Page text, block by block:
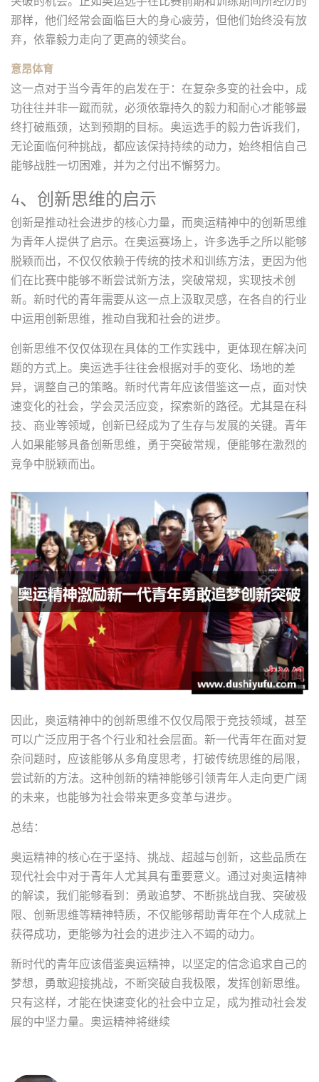
那样，他们经常会面临巨大的身心疲劳，但他们始终没有放
弃，依靠毅力走向了更高的领奖台。
意昂体育
这一点对于当今青年的启发在于：在复杂多变的社会中，成
功往往并非一蹴而就，必须依靠持久的毅力和耐心才能够最
终打破瓶颈，达到预期的目标。奥运选手的毅力告诉我们，
无论面临何种挑战，都应该保持持续的动力，始终相信自己
能够战胜一切困难，并为之付出不懈努力。
4、创新思维的启示
创新是推动社会进步的核心力量，而奥运精神中的创新思维
为青年人提供了启示。在奥运赛场上，许多选手之所以能够
脱颖而出，不仅仅依赖于传统的技术和训练方法，更因为他
们在比赛中能够不断尝试新方法，突破常规，实现技术创
新。新时代的青年需要从这一点上汲取灵感，在各自的行业
中运用创新思维，推动自我和社会的进步。
创新思维不仅仅体现在具体的工作实践中，更体现在解决问
题的方式上。奥运选手往往会根据对手的变化、场地的差
异，调整自己的策略。新时代青年应该借鉴这一点，面对快
速变化的社会，学会灵活应变，探索新的路径。尤其是在科
技、商业等领域，创新已经成为了生存与发展的关键。青年
人如果能够具备创新思维，勇于突破常规，便能够在激烈的
竞争中脱颖而出。
因此，奥运精神中的创新思维不仅仅局限于竞技领域，甚至
可以广泛应用于各个行业和社会层面。新一代青年在面对复
杂问题时，应该能够从多角度思考，打破传统思维的局限，
尝试新的方法。这种创新的精神能够引领青年人走向更广阔
的未来，也能够为社会带来更多变革与进步。
总结：
奥运精神的核心在于坚持、挑战、超越与创新，这些品质在
现代社会中对于青年人尤其具有重要意义。通过对奥运精神
的解读，我们能够看到：勇敢追梦、不断挑战自我、突破极
限、创新思维等精神特质，不仅能够帮助青年在个人成就上
获得成功，更能够为社会的进步注入不竭的动力。
新时代的青年应该借鉴奥运精神，以坚定的信念追求自己的
梦想，勇敢迎接挑战，不断突破自我极限，发挥创新思维。
只有这样，才能在快速变化的社会中立足，成为推动社会发
展的中坚力量。奥运精神将继续